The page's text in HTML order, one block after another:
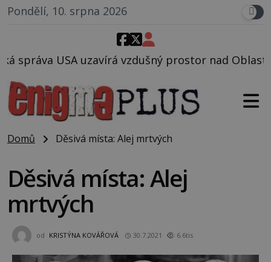
Pondělí, 10. srpna 2026
prostor nad Oblastí 51, mohlo to souviset
Domů Děsivá místa: Alej mrtvých
Děsivá místa: Alej
mrtvých
od KRISTÝNA KOVÁŘOVÁ 30.7.2021 6.6tis